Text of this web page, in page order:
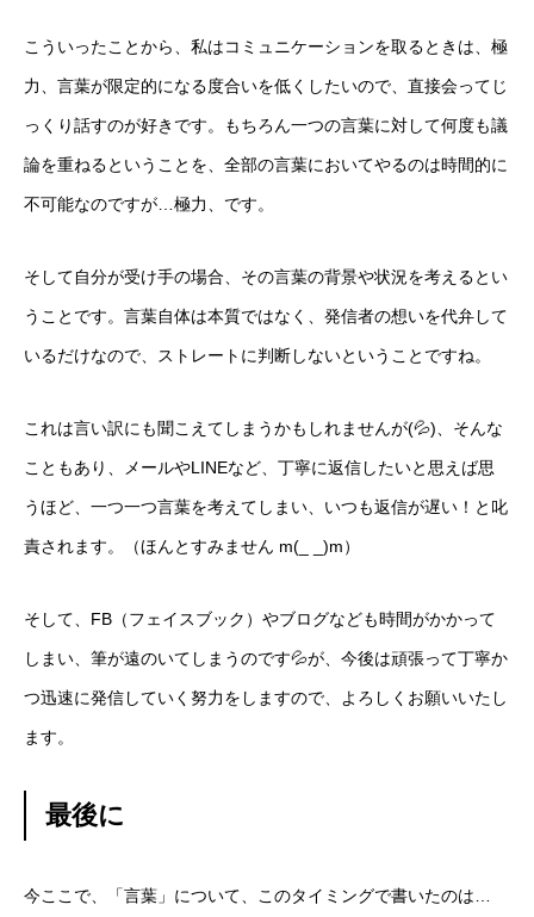
自己紹介
私の仕事
政策と指針
お問合せ
こういったことから、私はコミュニケーションを取るときは、極
力、言葉が限定的になる度合いを低くしたいので、直接会ってじ
っくり話すのが好きです。もちろん一つの言葉に対して何度も議
論を重ねるということを、全部の言葉においてやるのは時間的に
不可能なのですが…極力、です。
そして自分が受け手の場合、その言葉の背景や状況を考えるとい
うことです。言葉自体は本質ではなく、発信者の想いを代弁して
いるだけなので、ストレートに判断しないということですね。
これは言い訳にも聞こえてしまうかもしれませんが(💦)、そんな
こともあり、メールやLINEなど、丁寧に返信したいと思えば思
うほど、一つ一つ言葉を考えてしまい、いつも返信が遅い！と叱
責されます。（ほんとすみません m(_ _)m）
そして、FB（フェイスブック）やブログなども時間がかかって
しまい、筆が遠のいてしまうのです💦が、今後は頑張って丁寧か
つ迅速に発信していく努力をしますので、よろしくお願いいたし
ます。
最後に
今ここで、「言葉」について、このタイミングで書いたのは…